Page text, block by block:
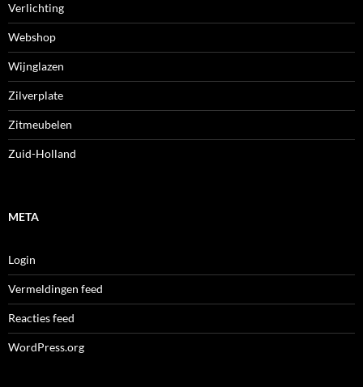
Verlichting
Webshop
Wijnglazen
Zilverplate
Zitmeubelen
Zuid-Holland
META
Login
Vermeldingen feed
Reacties feed
WordPress.org